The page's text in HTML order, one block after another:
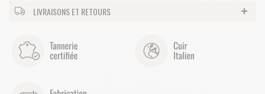
LIVRAISONS ET RETOURS